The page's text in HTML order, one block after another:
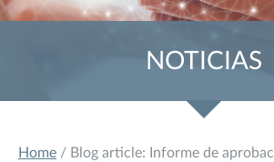
NOTICIAS
Home / Blog article: Informe de